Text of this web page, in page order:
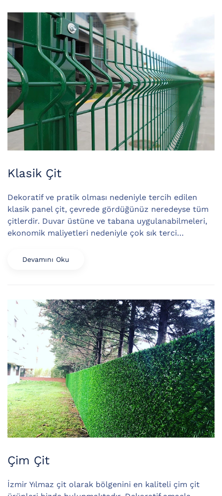
Klasik Çit
Dekoratif ve pratik olması nedeniyle tercih edilen
klasik panel çit, çevrede gördüğünüz neredeyse tüm
çitlerdir. Duvar üstüne ve tabana uygulanabilmeleri,
ekonomik maliyetleri nedeniyle çok sık terci…
Devamını Oku
Çim Çit
İzmir Yılmaz çit olarak bölgenini en kaliteli çim çit